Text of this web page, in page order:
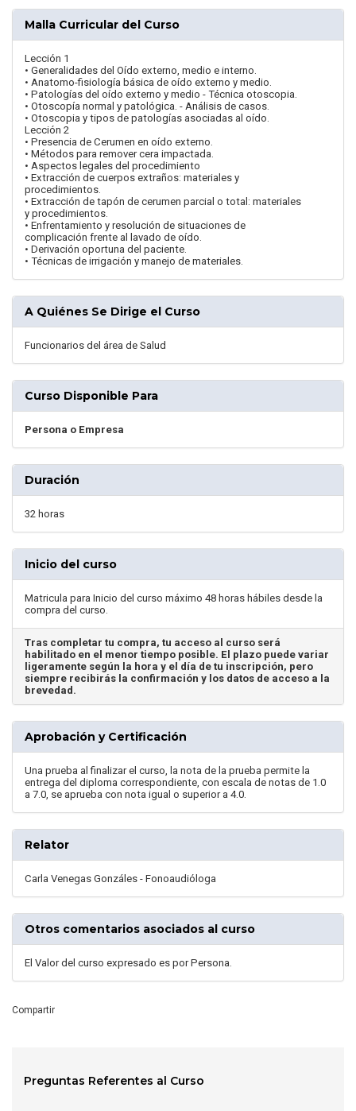
Malla Curricular del Curso
Lección 1
• Generalidades del Oído externo, medio e interno.
• Anatomo-fisiología básica de oído externo y medio.
• Patologías del oído externo y medio - Técnica otoscopia.
• Otoscopía normal y patológica. - Análisis de casos.
• Otoscopia y tipos de patologías asociadas al oído.
Lección 2
• Presencia de Cerumen en oído externo.
• Métodos para remover cera impactada.
• Aspectos legales del procedimiento
• Extracción de cuerpos extraños: materiales y
procedimientos.
• Extracción de tapón de cerumen parcial o total: materiales
y procedimientos.
• Enfrentamiento y resolución de situaciones de
complicación frente al lavado de oído.
• Derivación oportuna del paciente.
• Técnicas de irrigación y manejo de materiales.
A Quiénes Se Dirige el Curso
Funcionarios del área de Salud
Curso Disponible Para
Persona o Empresa
Duración
32 horas
Inicio del curso
Matricula para Inicio del curso máximo 48 horas hábiles desde la
compra del curso.
Tras completar tu compra, tu acceso al curso será
habilitado en el menor tiempo posible. El plazo puede variar
ligeramente según la hora y el día de tu inscripción, pero
siempre recibirás la confirmación y los datos de acceso a la
brevedad.
Aprobación y Certificación
Una prueba al finalizar el curso, la nota de la prueba permite la
entrega del diploma correspondiente, con escala de notas de 1.0
a 7.0, se aprueba con nota igual o superior a 4.0.
Relator
Carla Venegas Gonzáles - Fonoaudióloga
Otros comentarios asociados al curso
El Valor del curso expresado es por Persona.
Compartir
Preguntas Referentes al Curso